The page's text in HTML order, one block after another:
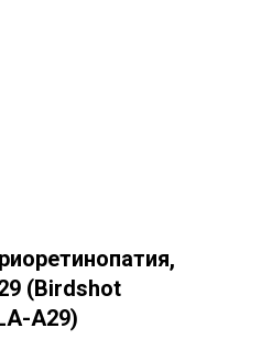
(Birdshot
A29)